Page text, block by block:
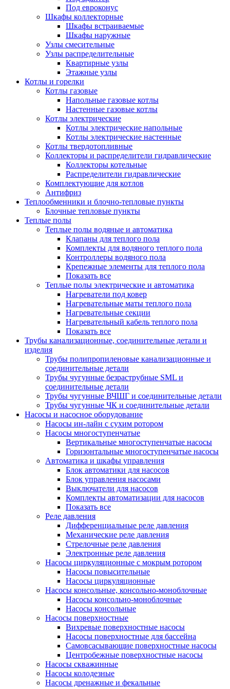
Под евроконус
Шкафы коллекторные
Шкафы встраиваемые
Шкафы наружные
Узлы смесительные
Узлы распределительные
Квартирные узлы
Этажные узлы
Котлы и горелки
Котлы газовые
Напольные газовые котлы
Настенные газовые котлы
Котлы электрические
Котлы электрические напольные
Котлы электрические настенные
Котлы твердотопливные
Коллекторы и распределители гидравлические
Коллекторы котельные
Распределители гидравлические
Комплектующие для котлов
Антифриз
Теплообменники и блочно-тепловые пункты
Блочные тепловые пункты
Теплые полы
Теплые полы водяные и автоматика
Клапаны для теплого пола
Комплекты для водяного теплого пола
Контроллеры водяного пола
Крепежные элементы для теплого пола
Показать все
Теплые полы электрические и автоматика
Нагреватели под ковер
Нагревательные маты теплого пола
Нагревательные секции
Нагревательный кабель теплого пола
Показать все
Трубы канализационные, соединительные детали и
изделия
Трубы полипропиленовые канализационные и
соединительные детали
Трубы чугунные безраструбные SML и
соединительные детали
Трубы чугунные ВЧШГ и соединительные детали
Трубы чугунные ЧК и соединительные детали
Насосы и насосное оборудование
Насосы ин-лайн с сухим ротором
Насосы многоступенчатые
Вертикальные многоступенчатые насосы
Горизонтальные многоступенчатые насосы
Автоматика и шкафы управления
Блок автоматики для насосов
Блок управления насосами
Выключатели для насосов
Комплекты автоматизации для насосов
Показать все
Реле давления
Дифференциальные реле давления
Механические реле давления
Стрелочные реле давления
Электронные реле давления
Насосы циркуляционные с мокрым ротором
Насосы повысительные
Насосы циркуляционные
Насосы консольные, консольно-моноблочные
Насосы консольно-моноблочные
Насосы консольные
Насосы поверхностные
Вихревые поверхностные насосы
Насосы поверхностные для бассейна
Самовсасывающие поверхностные насосы
Центробежные поверхностные насосы
Насосы скважинные
Насосы колодезные
Насосы дренажные и фекальные